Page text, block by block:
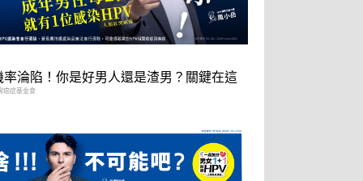
率淪陷！你是好男人還是渣男？關鍵在這
癌症基金會